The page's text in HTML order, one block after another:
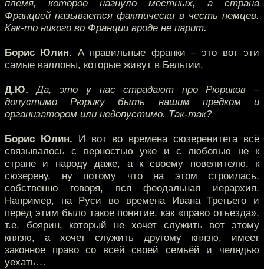
племя, которое нагнуло местных, а страна
Францией называется фактически в честь немцев.
Как-то никого во Франции вроде не парит.
Борис Юлин. А правильные франки – это вот эти
самые валлоны, которые живут в Бельгии.
Д.Ю. Да, это у нас страдают про Рюриков –
допустимо Рюрику быть нашим предком и
организатором или недопустимо. Так-так?
Борис Юлин. И вот во времена сюзеренитета всё
связывалось с верностью уже и с любовью не к
стране и народу даже, а к своему повелителю, к
сюзерену, ну потому что на этом строилась,
собственно говоря, вся феодальная иерархия.
Например, на Руси во времена Ивана Третьего и
перед этим было такое понятие, как «право отъезда»,
т.е. боярин, который не хочет служить вот этому
князю, а хочет служить другому князю, имеет
законное право со всей своей семьёй и челядью
уехать…